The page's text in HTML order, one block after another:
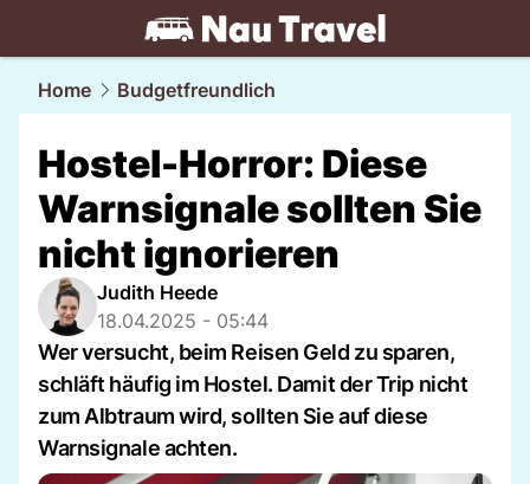
travel.NAU.ch
Home Budgetfreundlich
Hostel-Horror: Diese
Warnsignale sollten Sie
nicht ignorieren
Judith Heede
18.04.2025 - 05:44
Wer versucht, beim Reisen Geld zu sparen,
schläft häufig im Hostel. Damit der Trip nicht
zum Albtraum wird, sollten Sie auf diese
Warnsignale achten.